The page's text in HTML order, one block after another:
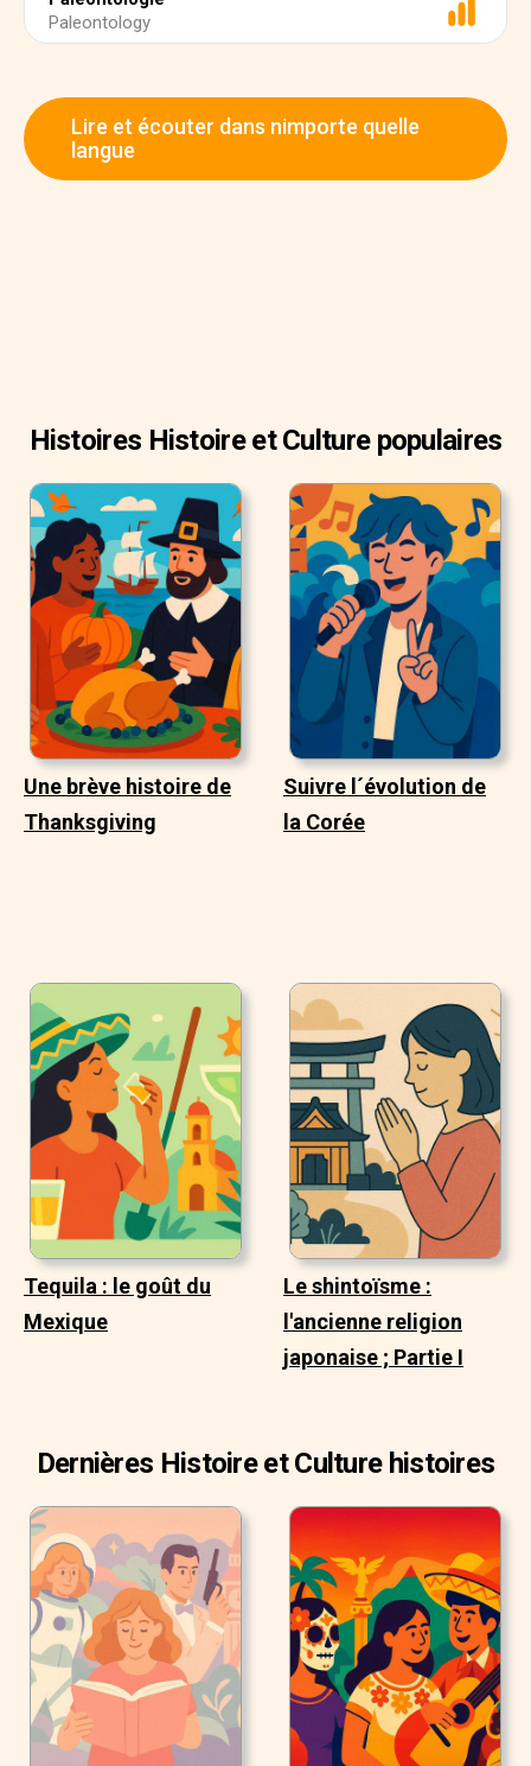
Paleontology
Lire et écouter dans nimporte quelle
langue
Histoires Histoire et Culture populaires
Une brève histoire de
Thanksgiving
Suivre l´évolution de
la Corée
Tequila : le goût du
Mexique
Le shintoïsme :
l'ancienne religion
japonaise ; Partie I
Dernières Histoire et Culture histoires